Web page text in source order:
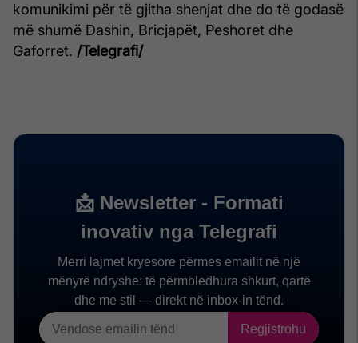
komunikimi për të gjitha shenjat dhe do të godasë
më shumë Dashin, Bricjapët, Peshoret dhe
Gaforret. /Telegrafi/